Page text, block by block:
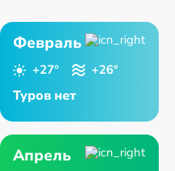
Февраль
+27° +26°
Туров нет
Апрель